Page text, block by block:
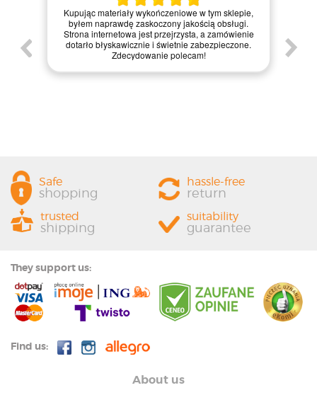
wykończeniowe w tym sklepie,
zaskoczony jakością obsługi.
jest przejrzysta, a zamówienie
i świetnie zabezpieczone.
Zdecydowanie polecam!
Zamówienie zrealizowane
materiały dotarły w
internetowa jest bardzo
zakupy, a dodatkowo paczka
zapakowana. Zdecydowanie
każdemu, kto szuka jakości i
Safe
shopping
hassle-free
return
trusted
shipping
suitability
guarantee
They support us:
Find us:
About us